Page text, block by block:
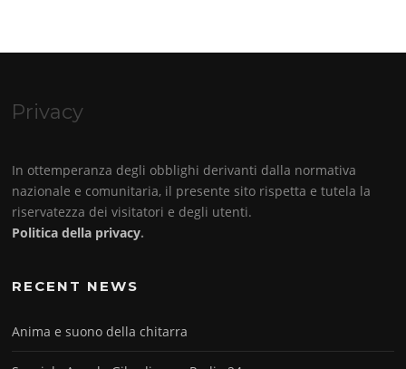
Privacy
In ottemperanza degli obblighi derivanti dalla normativa
nazionale e comunitaria, il presente sito rispetta e tutela la
riservatezza dei visitatori e degli utenti.
Politica della privacy.
RECENT NEWS
Anima e suono della chitarra